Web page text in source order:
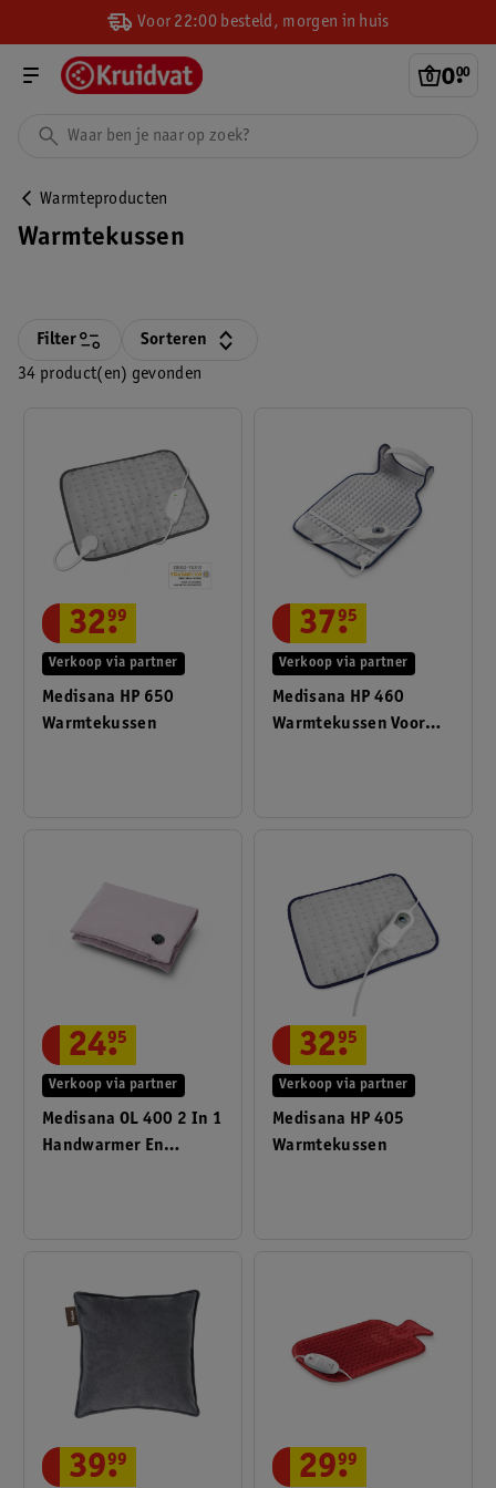
Voor 22:00 besteld, morgen in huis
0.
00
Warmteproducten
Warmtekussen
34 product(en) gevonden
Filter Sorteren
Medisana HP 650
Warmtekussen
Verkoop via partner
32.
99
Medisana HP 460
Warmtekussen Voor
Verkoop via partner
37.
95
Medisana OL 400 2 In 1
Handwarmer En
Verkoop via partner
24.
95
Medisana HP 405
Warmtekussen
Verkoop via partner
32.
95
39.
99 29.
99